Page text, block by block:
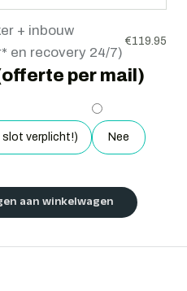
+ inbouw
en recovery 24/7)
€119.95
per mail)
slot verplicht!) Nee
aan winkelwagen